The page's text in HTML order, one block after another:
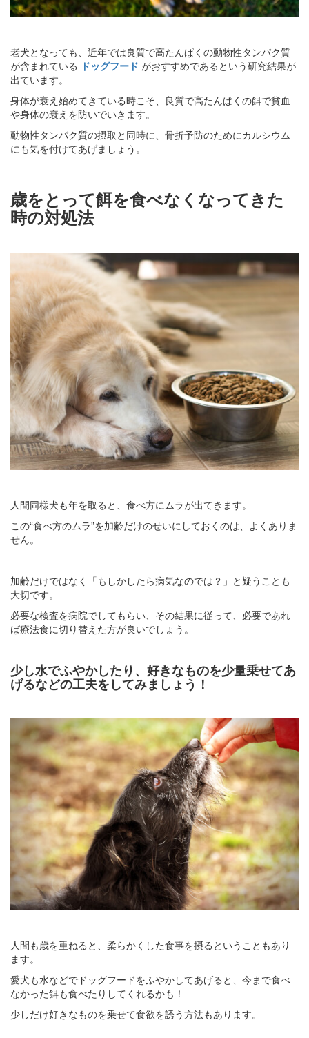
老犬となっても、近年では良質で高たんぱくの動物性タンパク質
が含まれている ドッグフード がおすすめであるという研究結果が
出ています。
身体が衰え始めてきている時こそ、良質で高たんぱくの餌で貧血
や身体の衰えを防いでいきます。
動物性タンパク質の摂取と同時に、骨折予防のためにカルシウム
にも気を付けてあげましょう。
歳をとって餌を食べなくなってきた
時の対処法
人間同様犬も年を取ると、食べ方にムラが出てきます。
この“食べ方のムラ”を加齢だけのせいにしておくのは、よくありま
せん。
加齢だけではなく「もしかしたら病気なのでは？」と疑うことも
大切です。
必要な検査を病院でしてもらい、その結果に従って、必要であれ
ば療法食に切り替えた方が良いでしょう。
少し水でふやかしたり、好きなものを少量乗せてあ
げるなどの工夫をしてみましょう！
人間も歳を重ねると、柔らかくした食事を摂るということもあり
ます。
愛犬も水などでドッグフードをふやかしてあげると、今まで食べ
なかった餌も食べたりしてくれるかも！
少しだけ好きなものを乗せて食欲を誘う方法もあります。